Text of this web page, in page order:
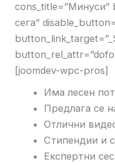
cons_title=”Минуси”
сега”
[joomdev-wpc-pros]
Има лесен
Предлага се
Отлични
Стипендии и
Експертни